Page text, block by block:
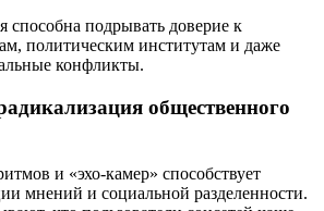
способна подрывать доверие к
политическим институтам и даже
конфликты.
общественного
и «эхо-камер» способствует
мнений и социальной разделенности.